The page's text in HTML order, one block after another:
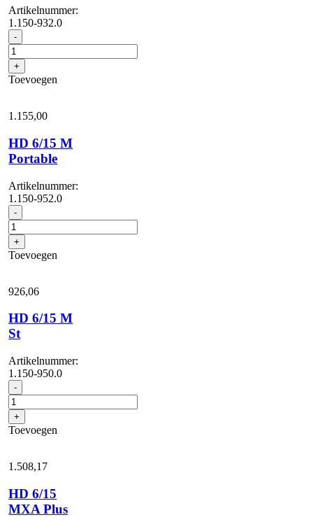
Artikelnummer:
1.150-932.0
- HD
6/15
M
Plus
aantal
+
Toevoegen
1.155,00
HD 6/15 M
Portable
Artikelnummer:
1.150-952.0
- HD
6/15
M
Portable
aantal
+
Toevoegen
926,06
HD 6/15 M
St
Artikelnummer:
1.150-950.0
- HD
6/15
M
St
aantal
+
Toevoegen
1.508,17
HD 6/15
MXA Plus